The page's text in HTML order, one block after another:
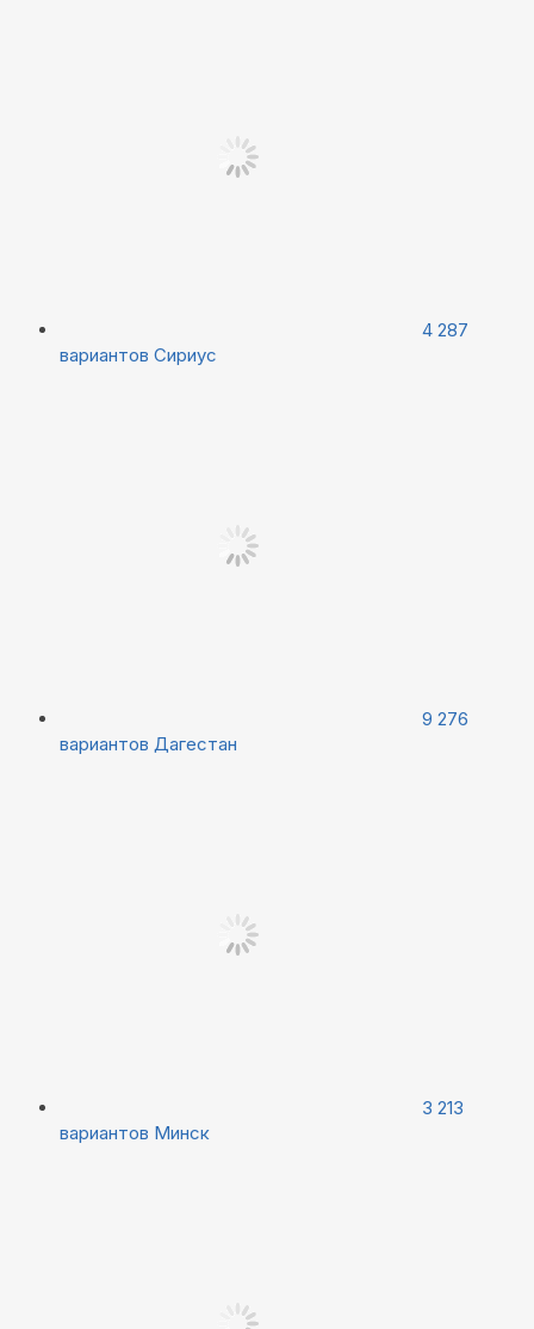
4 287
вариантов Сириус
9 276
вариантов Дагестан
3 213
вариантов Минск